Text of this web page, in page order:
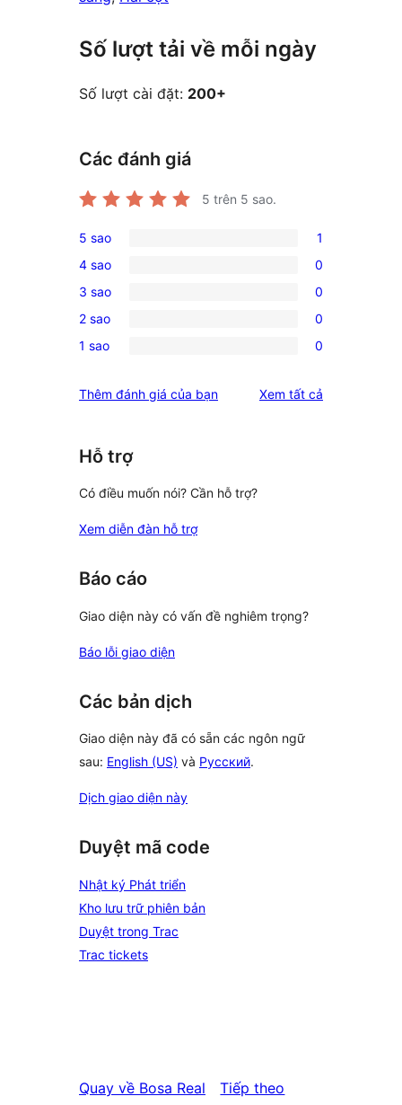
Số lượt tải về mỗi ngày
Số lượt cài đặt: 200+
Các đánh giá
5 trên 5 sao.
1
5-
star
review
5 sao 1
0
4-
star
reviews
4 sao 0
0
3-
star
3 sao 0
0
2-
reviews
2 sao 0
0
star
1 sao 0
Thêm đánh giá của bạn Xem tất cả
Hỗ trợ
Có điều muốn nói? Cần hỗ trợ?
Xem diễn đàn hỗ trợ
Báo cáo
Giao diện này có vấn đề nghiêm trọng?
Báo lỗi giao diện
Các bản dịch
Giao diện này đã có sẵn các ngôn ngữ
sau: English (US) và Русский.
Dịch giao diện này
Duyệt mã code
Nhật ký Phát triển
Kho lưu trữ phiên bản
Duyệt trong Trac
Trac tickets
Quay về Bosa Real
Tiếp theo